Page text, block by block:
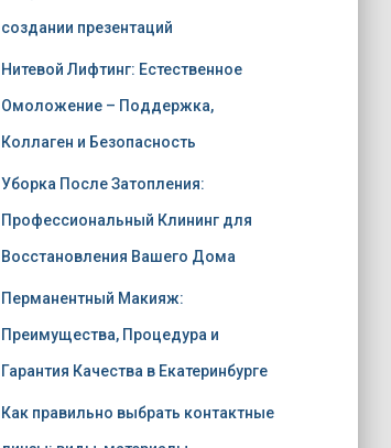
создании презентаций
Нитевой Лифтинг: Естественное
Омоложение – Поддержка,
Коллаген и Безопасность
Уборка После Затопления:
Профессиональный Клининг для
Восстановления Вашего Дома
Перманентный Макияж:
Преимущества, Процедура и
Гарантия Качества в Екатеринбурге
Как правильно выбрать контактные